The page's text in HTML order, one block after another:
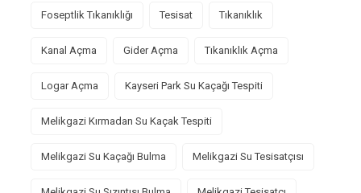
Foseptlik Tıkanıklığı Tesisat Tıkanıklık
Kanal Açma Gider Açma Tıkanıklık Açma
Logar Açma Kayseri Park Su Kaçağı Tespiti
Melikgazi Kırmadan Su Kaçak Tespiti
Melikgazi Su Kaçağı Bulma Melikgazi Su Tesisatçısı